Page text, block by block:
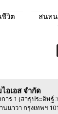
วิต
สนท
อเอส จำกัด
ร 1 (สาธุประดิษฐ์
นนาวา กรุงเทพฯ